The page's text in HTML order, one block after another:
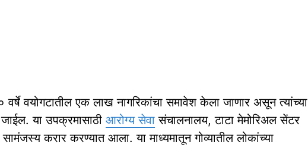
वर्षे वयोगटातील एक लाख नागरिकांचा समावेश केला जाणार असून त्यांच्या
जाईल. या उपक्रमासाठी आरोग्य सेवा संचालनालय, टाटा मेमोरिअल सेंटर
करार करण्यात आला. या माध्यमातून गोव्यातील लोकांच्या